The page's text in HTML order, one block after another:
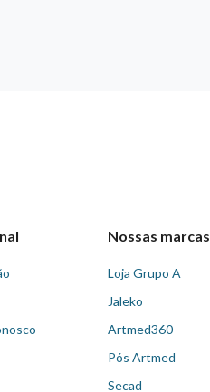
Nossas marcas
Loja Grupo A
Jaleko
Artmed360
Pós Artmed
Secad